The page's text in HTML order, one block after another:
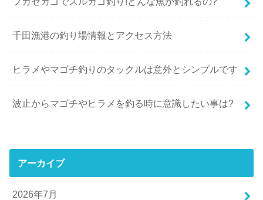
千田漁港の釣り場情報とアクセス方法
ヒラメやマゴチ釣りのタックルは意外とシンプルです
波止からマゴチやヒラメを釣る時に意識したい事は?
アーカイブ
2026年7月